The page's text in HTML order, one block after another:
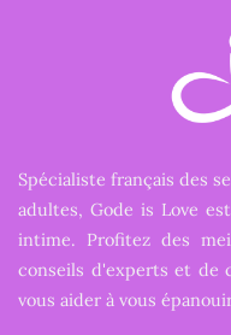
Spécialiste français des
adultes, Gode is Love
intime. Profitez des
conseils d'experts et de
vous aider à vous